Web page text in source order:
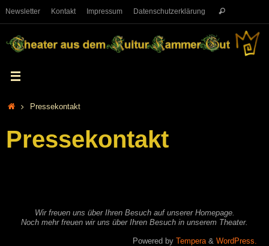
Newsletter Kontakt Impressum Datenschutzerklärung
Pressekontakt
Pressekontakt
Wir freuen uns über Ihren Besuch auf unserer Homepage.
Noch mehr freuen wir uns über Ihren Besuch in unserem Theater.
Powered by Tempera & WordPress.